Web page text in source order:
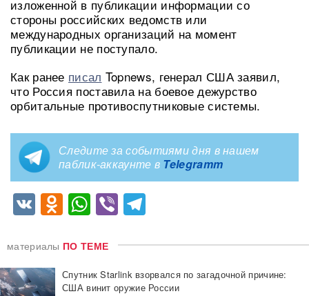
изложенной в публикации информации со
стороны российских ведомств или
международных организаций на момент
публикации не поступало.
Как ранее писал Topnews, генерал США заявил,
что Россия поставила на боевое дежурство
орбитальные противоспутниковые системы.
Следите за событиями дня в нашем
паблик-аккаунте в Telegramm
VKOdnoklassniki
WhatsApp
Viber
материалы ПО ТЕМЕ
Спутник Starlink взорвался по загадочной причине:
США винит оружие России